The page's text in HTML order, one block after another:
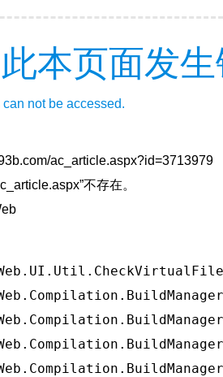
本页面发
not be accessed.
ac_article.aspx?id=3713979
不存在。